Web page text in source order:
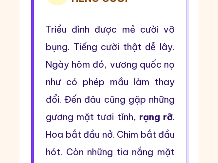
Triều đình được mẻ cười vỡ
bụng. Tiếng cười thật dễ lây.
Ngày hôm đó, vương quốc nọ
như có phép mầu làm thay
đổi. Đến đâu cũng gặp những
gương mặt tươi tỉnh, rạng rỡ.
Hoa bắt đầu nở. Chim bắt đầu
hót. Còn những tia nắng mặt